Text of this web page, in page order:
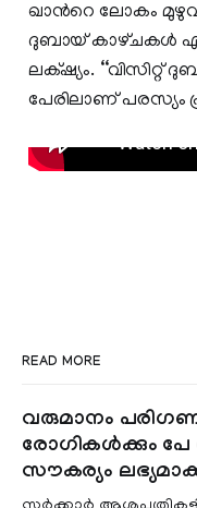
ഖാന്‍റെ ലോകം
ദുബായ് കാഴ്‌ചകൾ
ലക്‌ഷ്യം. ‘‘വിസിറ്റ്
പേരിലാണ് പരസ്യം
READ MORE
വരുമാനം
രോഗികൾക്കും പേ
സൗകര്യം